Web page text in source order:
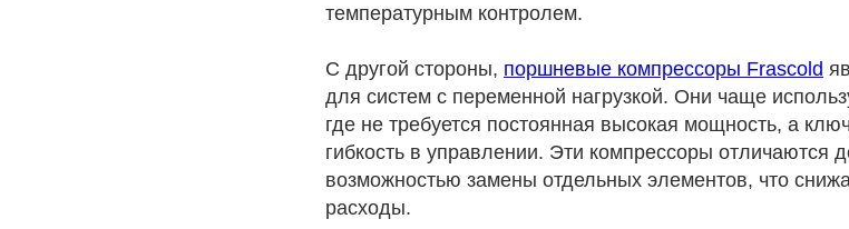
температурным контролем.
С другой стороны, поршневые компрессоры Frascold
для систем с переменной нагрузкой. Они чаще
где не требуется постоянная высокая мощность, а
гибкость в управлении. Эти компрессоры отличаются
возможностью замены отдельных элементов, что
расходы.